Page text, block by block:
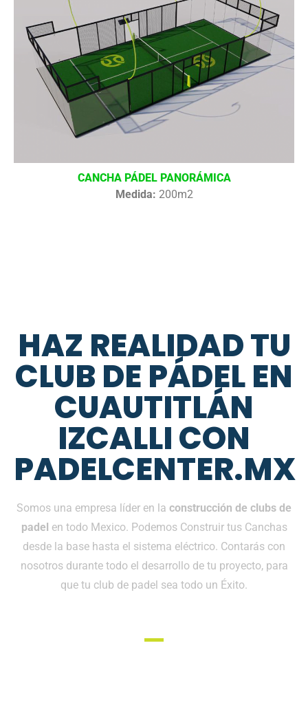
CANCHA PÁDEL PANORÁMICA
Medida: 200m2
HAZ REALIDAD TU
CLUB DE PÁDEL EN
CUAUTITLÁN
IZCALLI CON
PADELCENTER.MX
Somos una empresa líder en la construcción de clubs de
padel en todo Mexico. Podemos Construir tus Canchas
desde la base hasta el sistema eléctrico. Contarás con
nosotros durante todo el desarrollo de tu proyecto, para
que tu club de padel sea todo un Éxito.